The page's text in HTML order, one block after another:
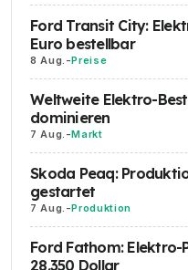
Ford Transit City:
Euro bestellbar
8 Aug. -Preise
Weltweite Elektro-
dominieren
7 Aug. -Markt
Skoda Peaq:
gestartet
7 Aug. -Produktion
Ford Fathom:
28.350 Dollar